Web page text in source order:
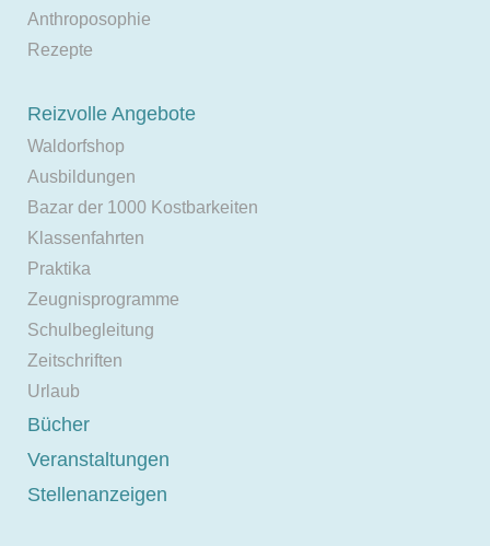
Anthroposophie
Rezepte
Reizvolle Angebote
Waldorfshop
Ausbildungen
Bazar der 1000 Kostbarkeiten
Klassenfahrten
Praktika
Zeugnisprogramme
Schulbegleitung
Zeitschriften
Urlaub
Bücher
Veranstaltungen
Stellenanzeigen